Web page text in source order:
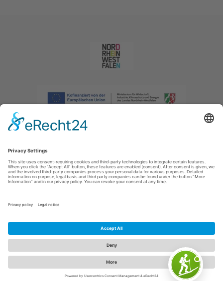
Afdruk |Privacybeleid|Verklaring van toegankelijkheid
E: info@sauerland.com
Cookie-Einstellungen